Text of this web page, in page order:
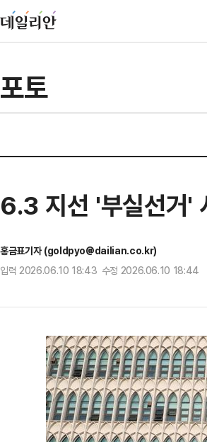
포토
6.3 지선 '부실선거'
홍금표기자 (goldpyo@dailian.co.kr)
입력 2026.06.10 18:43 수정 2026.06.10 18:44